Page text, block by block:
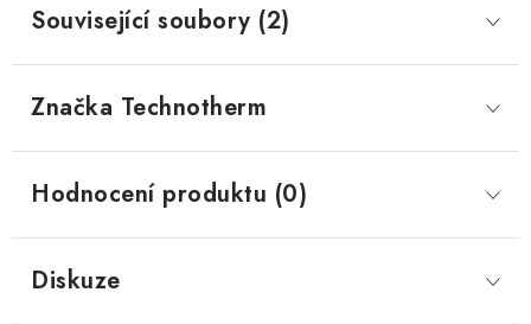
Související soubory (2)
Značka Technotherm
Hodnocení produktu (0)
Diskuze